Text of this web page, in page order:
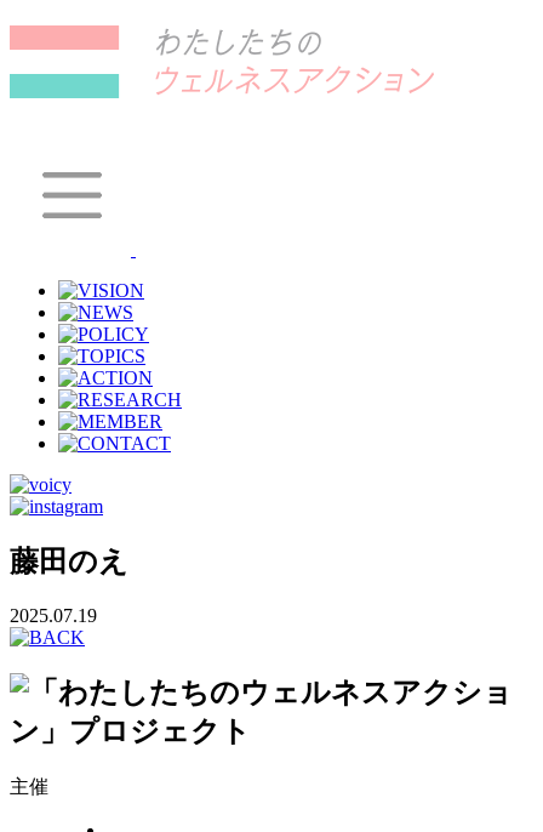
藤田のえ
2025.07.19
主催